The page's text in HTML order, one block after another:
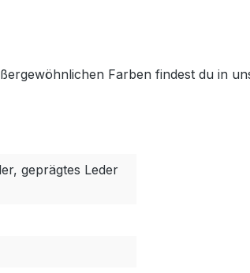
Farben findest du in
geprägtes Leder